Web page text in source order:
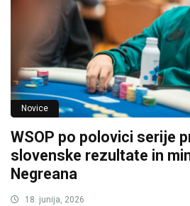
Novice
WSOP po polovici serije
slovenske rezultate in
Negreana
18. junija, 2026